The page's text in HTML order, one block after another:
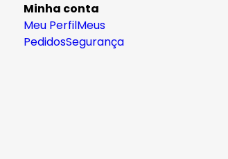
Minha conta
Meu PerfilMeus
PedidosSegurança